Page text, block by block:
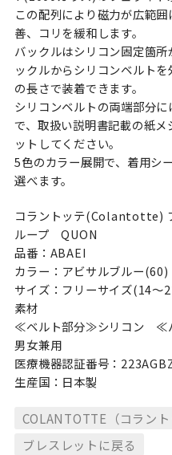
この配列により磁力が広範
善、コリを緩和します。
バックルはシリコン固定箇
ックルからシリコンベルト
の長さで装着できます。
シリコンベルトの両端部分
で、取扱い説明書記載の紙
ットしてください。
5色のカラー展開で、着用シ
選べます。
コラントッテ(Colantotte)
ループ QUON
品番：ABAEI
カラー：アビサルブルー(60)
サイズ：フリーサイズ(14〜
素材
≪ベルト部分≫シリコン ≪
男女兼用
医療機器認証番号：
生産国：日本製
COLANTOTTE（コラン
ブレスレットに戻る